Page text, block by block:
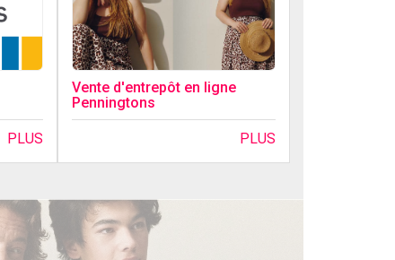
PLUS
Vente d'entrepôt en ligne
Penningtons
PLUS